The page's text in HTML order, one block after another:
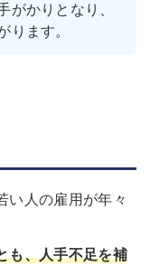
がかりとなり、
ります。
い人の雇用が年々
も、人手不足を補